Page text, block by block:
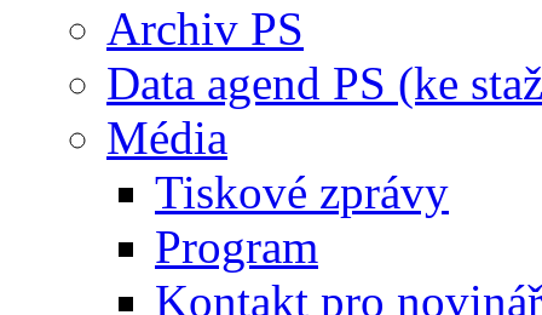
Archiv PS
Data agend PS (ke
Média
Tiskové zprávy
Program
Kontakt pro